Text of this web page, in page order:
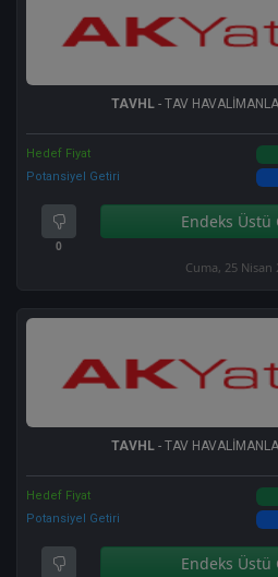
TAVHL - TAV
Hedef Fiyat
Potansiyel Getiri
0
Endeks Üstü
Cuma, 25 Nisan
TAVHL - TAV
Hedef Fiyat
Potansiyel Getiri
Endeks Üstü